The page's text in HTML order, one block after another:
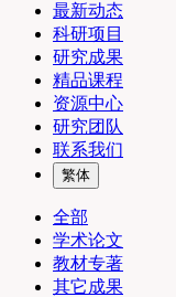
最新动态
科研项目
研究成果
精品课程
资源中心
研究团队
联系我们
繁体
全部
学术论文
教材专著
其它成果